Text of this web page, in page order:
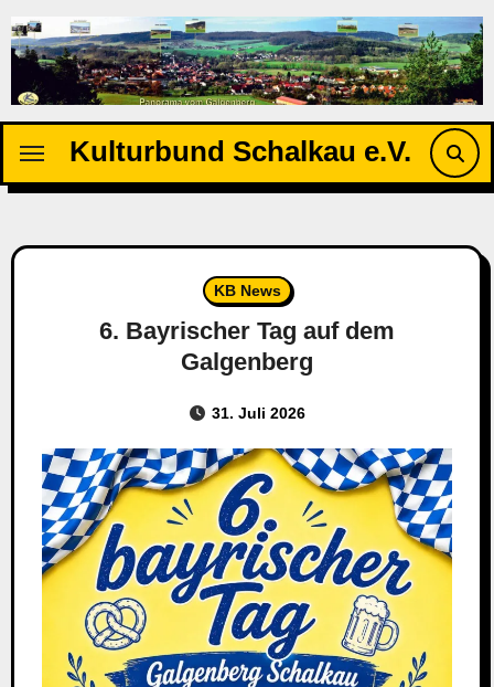
Inhalten
springen
Kulturbund Schalkau e.V.
KB News
6. Bayrischer Tag auf dem
Galgenberg
31. Juli 2026